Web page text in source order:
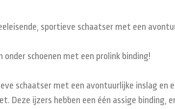
sportieve schaatser met een
schoenen met een prolink binding!
schaatser met een avontuurlijke inslag en
Deze ijzers hebben een één assige